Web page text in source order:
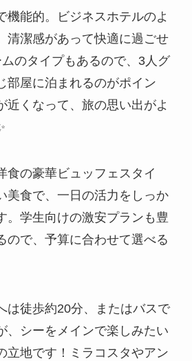
機能的。ビジネスホテルのよ
清潔感があって快適に過ごせ
のタイプもあるので、3人グ
部屋に泊まれるのがポイン
近くなって、旅の思い出がよ
食の豪華ビュッフェスタイ
美食で、一日の活力をしっか
。学生向けの激安プランも豊
ので、予算に合わせて選べる
は徒歩約20分、またはバスで
、シーをメインで楽しみたい
立地です！ミラコスタやアン